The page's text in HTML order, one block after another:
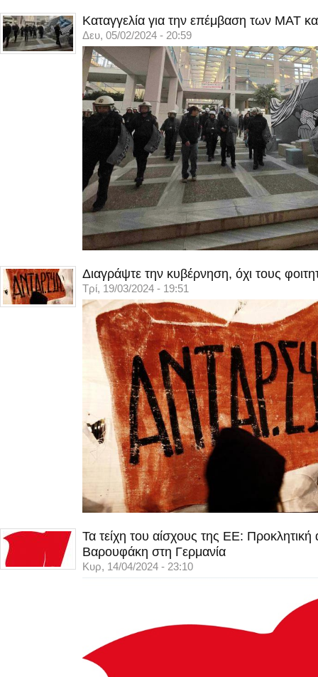
Καταγγελία για την επέμβαση των ΜΑΤ
Δευ, 05/02/2024 - 20:59
Διαγράψτε την κυβέρνηση, όχι τους
Τρί, 19/03/2024 - 19:51
Τα τείχη του αίσχους της ΕΕ:
Βαρουφάκη στη Γερμανία
Κυρ, 14/04/2024 - 23:10